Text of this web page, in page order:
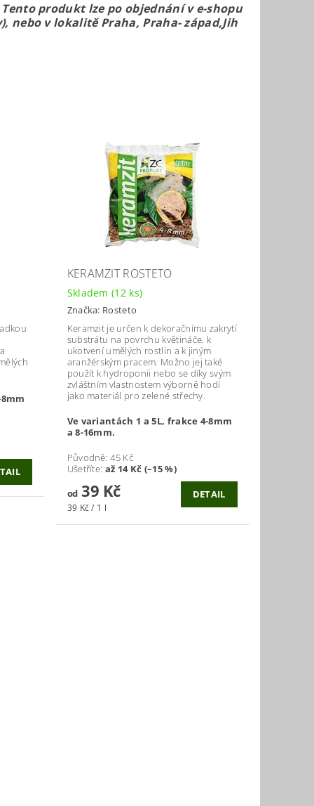
produkt lze po objednání v e-shopu
nebo v lokalitě Praha, Praha- západ,Jih
KERAMZIT ROSTETO
Skladem(12 ks)
Značka: Rosteto
Keramzit je určen k dekoračnímu zakrytí
substrátu na povrchu květináče, k
ukotvení umělých rostlin a k jiným
aranžérským pracem. Možno jej také
použít k hydroponii nebo se díky svým
zvláštním vlastnostem výborně hodí
jako materiál pro zelené střechy.
Ve variantách 1 a 5L, frakce 4-8mm
a 8-16mm.
Původně:45 Kč
Ušetříte: až 14 Kč (–15 %)
od39 Kč
39 Kč / 1 l
DETAIL